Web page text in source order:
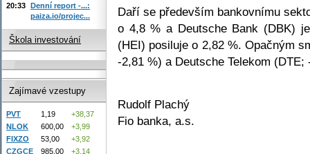
Daří se především bankovnímu
o 4,8 % a Deutsche Bank (DBK)
(HEI) posiluje o 2,82 %. Opačným
-2,81 %) a Deutsche Telekom (DTE;
Rudolf Plachý
Fio banka, a.s.
20:33 Denní report -...:
paiza.io/projec...
Škola investování
Zajímavé vzestupy
PVT 1,19
+38,37
NLOK
600,00
+3,99
FIXZO
53,00
+3,92
CZGCE
985,00
+3,14